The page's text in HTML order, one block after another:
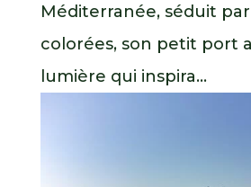
Méditerranée, séduit
colorées, son petit port
lumière qui inspira...